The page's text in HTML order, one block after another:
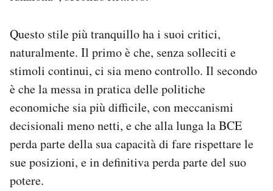
Questo stile più tranquillo ha i suoi critici,
naturalmente. Il primo è che, senza solleciti e
stimoli continui, ci sia meno controllo. Il secondo
è che la messa in pratica delle politiche
economiche sia più difficile, con meccanismi
decisionali meno netti, e che alla lunga la BCE
perda parte della sua capacità di fare rispettare le
sue posizioni, e in definitiva perda parte del suo
potere.